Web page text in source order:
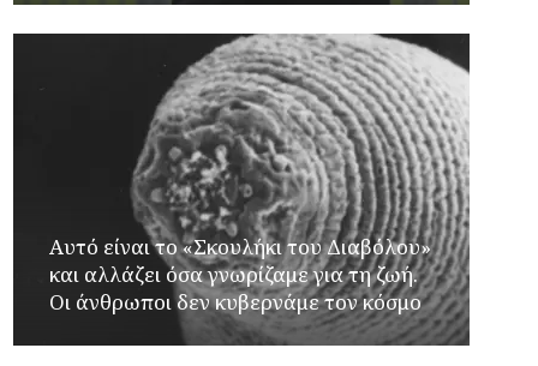
Αυτό είναι το «Σκουλήκι του Διαβόλου»
και αλλάζει όσα γνωρίζαμε για τη ζωή.
Οι άνθρωποι δεν κυβερνάμε τον κόσμο